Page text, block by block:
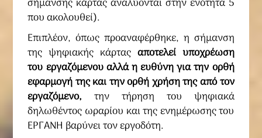
σήμανσης κάρτας αναλύονται στην ενότητα 5
που ακολουθεί).
Επιπλέον, όπως προαναφέρθηκε, η σήμανση
της ψηφιακής κάρτας αποτελεί υποχρέωση
του εργαζόμενου αλλά η ευθύνη για την ορθή
εφαρμογή της και την ορθή χρήση της από τον
εργαζόμενο,την τήρηση του ψηφιακά
δηλωθέντος ωραρίου και της ενημέρωσης του
ΕΡΓΑΝΗ βαρύνει τον εργοδότη.